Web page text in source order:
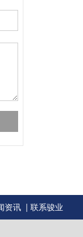
资讯 | 联系骏业